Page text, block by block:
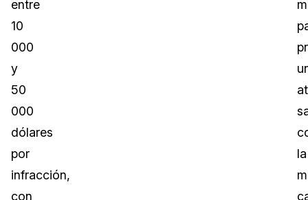
entre
10
000
y
50
000
dólares
por
infracción,
con
la